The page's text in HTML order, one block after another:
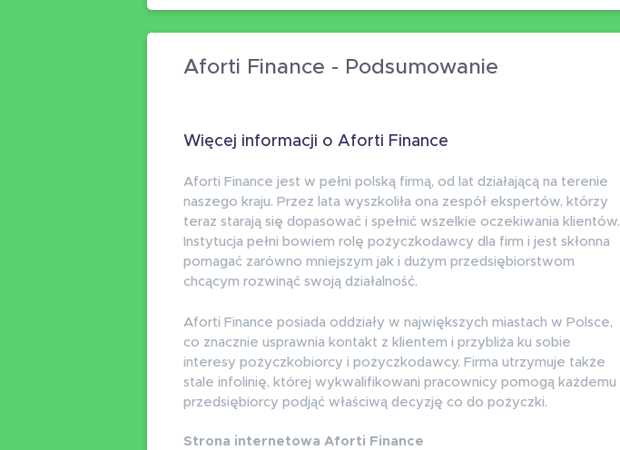
Aforti Finance - Podsumowanie
Więcej informacji o Aforti Finance
Aforti Finance jest w pełni polską firmą, od lat działającą na terenie
naszego kraju. Przez lata wyszkoliła ona zespół ekspertów, którzy
teraz starają się dopasować i spełnić wszelkie oczekiwania klientów.
Instytucja pełni bowiem rolę pożyczkodawcy dla firm i jest skłonna
pomagać zarówno mniejszym jak i dużym przedsiębiorstwom
chcącym rozwinąć swoją działalność.
Aforti Finance posiada oddziały w największych miastach w Polsce,
co znacznie usprawnia kontakt z klientem i przybliża ku sobie
interesy pożyczkobiorcy i pożyczkodawcy. Firma utrzymuje także
stale infolinię, której wykwalifikowani pracownicy pomogą każdemu
przedsiębiorcy podjąć właściwą decyzję co do pożyczki.
Strona internetowa Aforti Finance